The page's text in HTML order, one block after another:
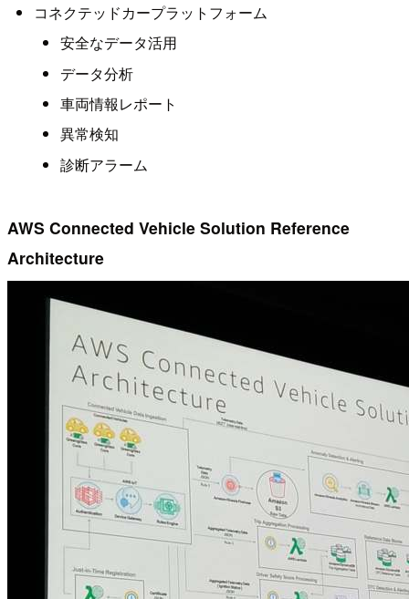
コネクテッドカープラットフォーム
安全なデータ活用
データ分析
車両情報レポート
異常検知
診断アラーム
AWS Connected Vehicle Solution Reference
Architecture